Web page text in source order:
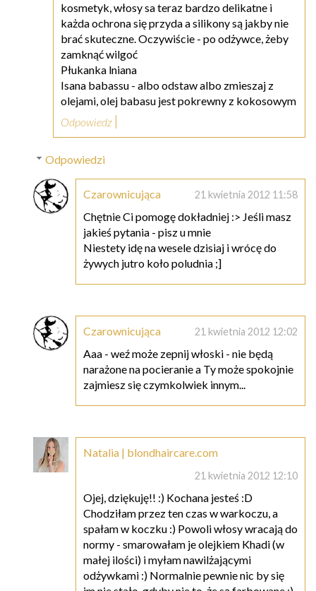
kosmetyk, włosy sa teraz bardzo delikatne i
każda ochrona się przyda a silikony są jakby nie
brać skuteczne. Oczywiście - po odżywce, żeby
zamknąć wilgoć
Płukanka lniana
Isana babassu - albo odstaw albo zmieszaj z
olejami, olej babasu jest pokrewny z kokosowym
Odpowiedz
Odpowiedzi
Czarownicująca 21 kwietnia 2012 11:58
Chętnie Ci pomogę dokładniej :> Jeśli masz
jakieś pytania - pisz u mnie
Niestety idę na wesele dzisiaj i wrócę do
żywych jutro koło poludnia ;]
Czarownicująca 21 kwietnia 2012 12:02
Aaa - weź może zepnij włoski - nie będą
narażone na pocieranie a Ty może spokojnie
zajmiesz się czymkolwiek innym...
Natalia | blondhaircare.com
21 kwietnia 2012 12:10
Ojej, dziękuję!! :) Kochana jesteś :D
Chodziłam przez ten czas w warkoczu, a
spałam w koczku :) Powoli włosy wracają do
normy - smarowałam je olejkiem Khadi (w
małej ilości) i myłam nawilżającymi
odżywkami :) Normalnie pewnie nic by się